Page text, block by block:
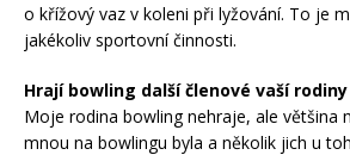
o křížový vaz v koleni při lyžování. To je
jakékoliv sportovní činnosti.
Hrají bowling další členové vaší
Moje rodina bowling nehraje, ale většina
mnou na bowlingu byla a několik jich u